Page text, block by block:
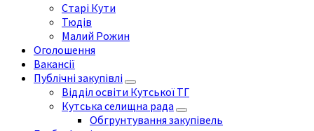
Старі Кути
Тюдів
Малий Рожин
Оголошення
Вакансії
Публічні закупівлі
Відділ освіти Кутської ТГ
Кутська селищна рада
Обгрунтування закупівель